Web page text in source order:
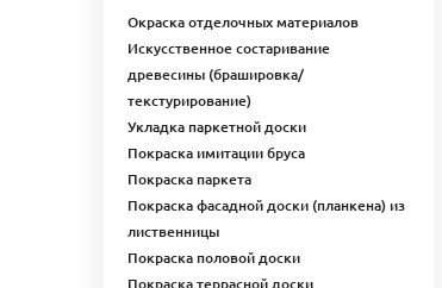
Окраска отделочных материалов
Искусственное состаривание
древесины (брашировка/
текстурирование)
Укладка паркетной доски
Покраска имитации бруса
Покраска паркета
Покраска фасадной доски (планкена) из
лиственницы
Покраска половой доски
Покраска террасной доски